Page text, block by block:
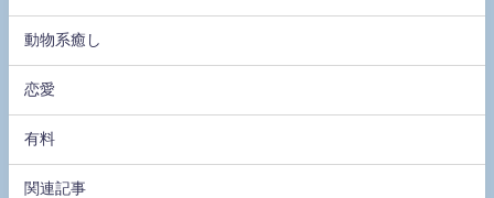
動物系癒し
恋愛
有料
関連記事